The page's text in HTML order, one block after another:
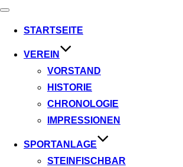
Navigation
STARTSEITE
VEREIN
VORSTAND
HISTORIE
CHRONOLOGIE
IMPRESSIONEN
SPORTANLAGE
STEINFISCHBAR